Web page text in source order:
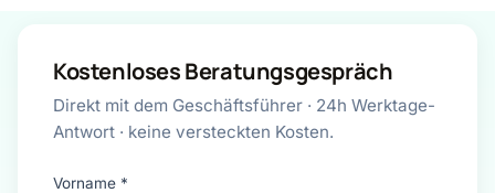
Kostenloses Beratungsgespräch
Direkt mit dem Geschäftsführer · 24h Werktage-
Antwort · keine versteckten Kosten.
Vorname *